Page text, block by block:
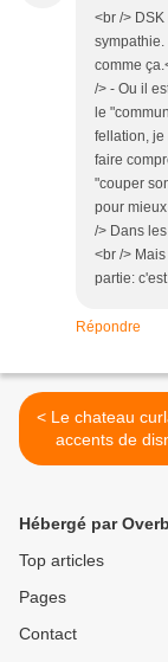
<br />
sympathie.
comme
/> - Ou il
le
fellation, je
faire
"couper
pour
/> Dans
<br />
partie:
Répondre
< Le chateau curland a des
accents de
Hébergé par
Top articles
Pages
Contact